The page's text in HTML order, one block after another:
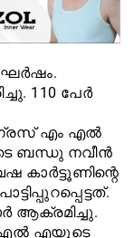
110 പേര്‍
എം എല്‍
ബന്ധു നവീന്‍
കാര്‍ട്ടൂണിന്റെ
ആക്രമിച്ചു.
എല്‍ എയുടെ